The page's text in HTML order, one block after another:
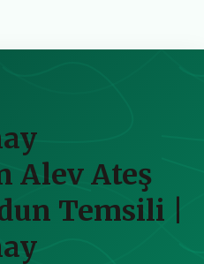
Alev Ateş
Temsili |